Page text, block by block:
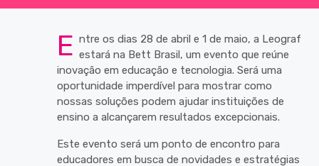
E ntre os dias 28 de abril e 1 de maio, a Leograf
estará na Bett Brasil, um evento que reúne
inovação em educação e tecnologia. Será uma
oportunidade imperdível para mostrar como
nossas soluções podem ajudar instituições de
ensino a alcançarem resultados excepcionais.
Este evento será um ponto de encontro para
educadores em busca de novidades e estratégias